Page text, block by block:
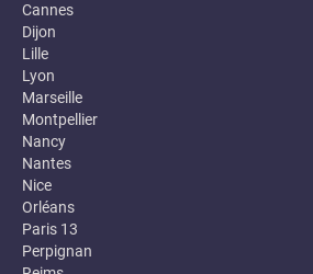
Cannes
Dijon
Lille
Lyon
Marseille
Montpellier
Nancy
Nantes
Nice
Orléans
Paris 13
Perpignan